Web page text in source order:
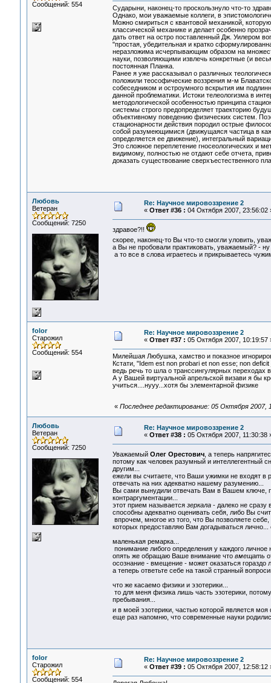
Сообщений: 554
Сударыни, наконец-то проскользнуло что-то
Однако, мои уважаемые коллеги, в
Можно смириться с квантовой механикой,
классической механике и делает особенно
дать ответ на остро поставленный Дж. Уилером
"простая, убедительная и кратко
неразложима исчерпывающим образом на
науки, позволяющими извлечь конкретные (и
постоянная Планка.
Ранее я уже рассказывал о различных
положили теософические воззрения м-м
собеседником и остроумного вскрытия им
данной проблематики. Истоки телеологизма в
методологической особенностью принципа
системы строго предопределяет траекторию
объективному поведению физических систем.
стационарности действия породил острые
собой разумеющимися (движущаяся частица в
определяется ее движение), интегральный
Это сложное переплетение гносеологических и
видимому, полностью не отдают себе отчета,
доказать существование сверхъестественного
Любовь
Ветеран
Сообщений: 7250
Re: Научное мировоззрение 2
« Ответ #36 : 04 Октября 2007, 23:56:02
здравое?!!
скорее, наконец-то Вы что-то смогли уловить,
а Вы не пробовали практиковать, уважаемый? -
а то все в слова играетесь и прикрываетесь
folor
Старожил
Сообщений: 554
Re: Научное мировоззрение 2
« Ответ #37 : 05 Октября 2007, 10:19:57
Милейшая Любушка, хамство и показное
Кстати, "Idem est non probari et non esse; non
ведь речь то шла о транссингулярных переходах
А у Вашей виртуальной апрельской визави я бы
учиться....нууу...хотя бы элементарной физике
« Последнее редактирование: 05 Октября 2007,
Любовь
Ветеран
Сообщений: 7250
Re: Научное мировоззрение 2
« Ответ #38 : 05 Октября 2007, 11:30:38
Уважаемый Олег Орестович, а теперь
потому как человек разумный и интеллегентный
другим...
ежели вы считаете, что Ваши ужимки не входят в
отвечать на них адекватно нашему разумению...
Вы сами вынудили отвечать Вам в Вашем ключе,
контраргументации...
этот прием называется зеркала- далеко не сразу
способны адекватно оценивать себя, либо Вы
впрочем, многое из того, что Вы позволяете
которых предоставляю Вам догадываться
маленькая ремарка...
понимание либого определения у каждого личное
опять же обращаю Ваше внимание что вмещать
осознание - вмещение - может оказаться гораздо
а теперь ответьте себе на такой странный
что же касаемо физики и эзотерики...
то для меня физика лишь часть эзотерики,
пребывания...
и в моей эзотерики, частью которой является
еще раз напомню, что современные науки
folor
Старожил
Сообщений: 554
Re: Научное мировоззрение 2
« Ответ #39 : 05 Октября 2007, 12:58:12